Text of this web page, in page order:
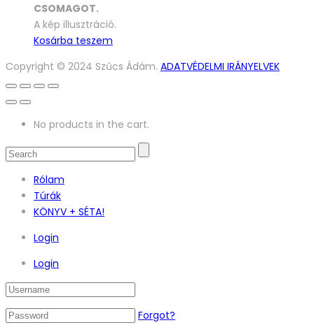
CSOMAGOT.
A kép illusztráció.
Kosárba teszem
Copyright © 2024 Szűcs Ádám. ADATVÉDELMI IRÁNYELVEK
No products in the cart.
Rólam
Túrák
KÖNYV + SÉTA!
Login
Login
Forgot?